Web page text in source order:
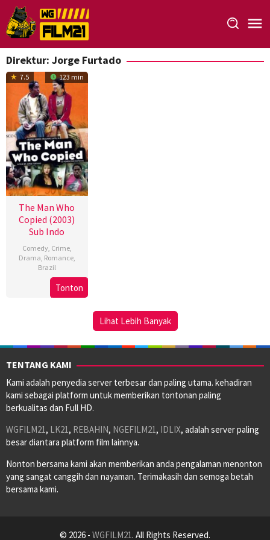
Loncat
ke
konten
Direktur: Jorge Furtado
7.5 123 min
The Man Who
Copied (2003)
Sub Indo
Comedy, Crime,
Drama Romance,
Brazil
Jun
Jorge
Furtado
Tonton
Lihat Lebih Banyak
TENTANG KAMI
Kami adalah penyedia server terbesar dan paling utama. kehadiran
kami sebagai platform untuk memberikan tontonan paling
berkualitas dan Full HD.
WGFILM21, LK21, REBAHIN, NGEFILM21, IDLIX, adalah server paling
besar diantara platform film lainnya.
Nonton bersama kami akan memberikan anda pengalaman menonton
yang sangat canggih dan nayaman. Terimakasih dan semoga betah
bersama kami.
© 2026 - WGFILM21. All Rights Reserved.